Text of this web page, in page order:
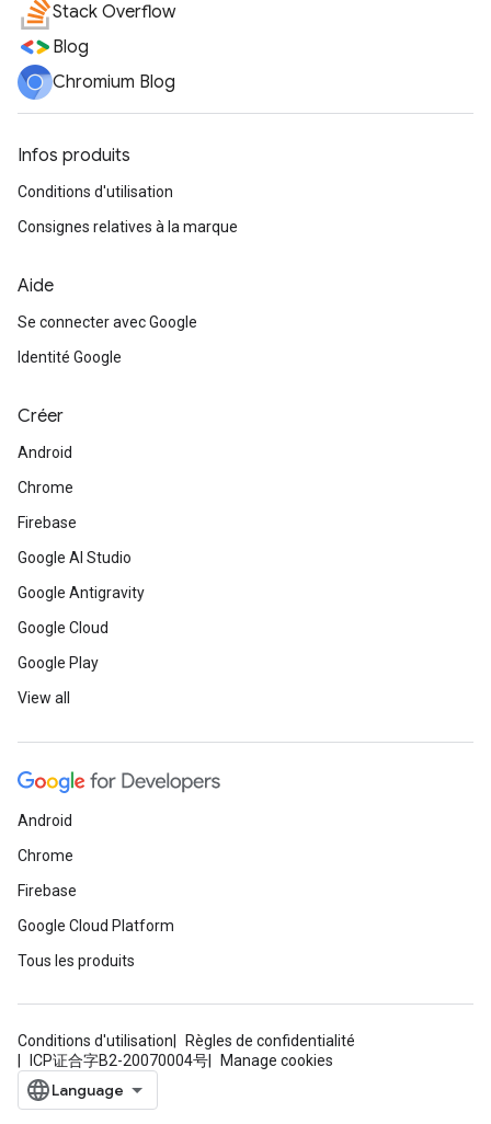
Stack Overflow
Blog
Chromium Blog
Infos produits
Conditions d'utilisation
Consignes relatives à la marque
Aide
Se connecter avec Google
Identité Google
Créer
Android
Chrome
Firebase
Google AI Studio
Google Antigravity
Google Cloud
Google Play
View all
Android
Chrome
Firebase
Google Cloud Platform
Tous les produits
Conditions d'utilisation
Règles de confidentialité
ICP证合字B2-20070004号
Manage cookies